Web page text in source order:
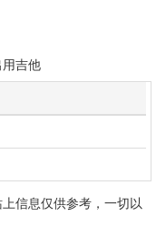
吉他
信息仅供参考，一切以